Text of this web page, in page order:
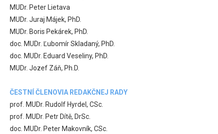
MUDr. Peter Lietava
MUDr. Juraj Májek, PhD.
MUDr. Boris Pekárek, PhD.
doc. MUDr. Ľubomír Skladaný, PhD.
doc. MUDr. Eduard Veseliny, PhD.
MUDr. Jozef Záň, Ph.D.
ČESTNÍ ČLENOVIA REDAKČNEJ RADY
prof. MUDr. Rudolf Hyrdel, CSc.
prof. MUDr. Petr Dítě, DrSc.
doc. MUDr. Peter Makovník, CSc.